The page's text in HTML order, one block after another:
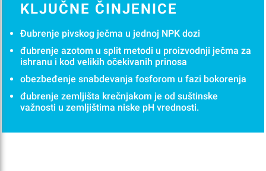
KLJUČNE ČINJENICE
Đubrenje pivskog ječma u jednoj NPK dozi
đubrenje azotom u split metodi u proizvodnji ječma za
ishranu i kod velikih očekivanih prinosa
obezbeđenje snabdevanja fosforom u fazi bokorenja
đubrenje zemljišta krečnjakom je od suštinske
važnosti u zemljištima niske pH vrednosti.